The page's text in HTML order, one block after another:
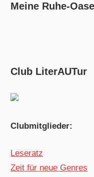
Meine Ruhe-
Club LiterAUTur
Clubmitglieder:
Leseratz
Zeit für neue Genres